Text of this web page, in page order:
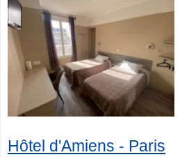
Hôtel d'Amiens - Paris